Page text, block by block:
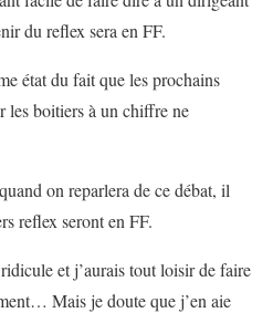
du reflex sera en FF.
état du fait que les prochains
les boitiers à un chiffre ne
on reparlera de ce débat, il
reflex seront en FF.
et j’aurais tout loisir de faire
Mais je doute que j’en aie